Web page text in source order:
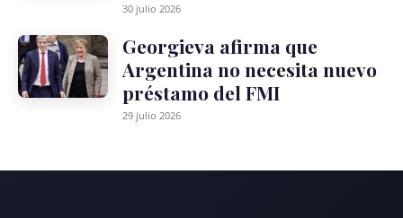
30 julio 2026
Georgieva afirma que
Argentina no necesita nuevo
préstamo del FMI
29 julio 2026